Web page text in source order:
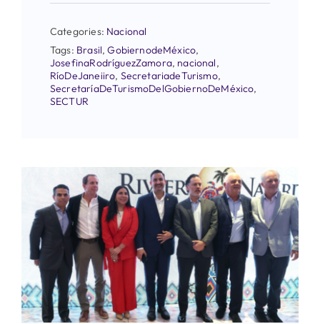
Categories: Nacional
Tags: Brasil,GobiernodeMéxico,
JosefinaRodríguezZamora, nacional,
RíoDeJaneiiro, SecretariadeTurismo,
SecretaríaDeTurismoDelGobiernoDeMéxico,
SECTUR